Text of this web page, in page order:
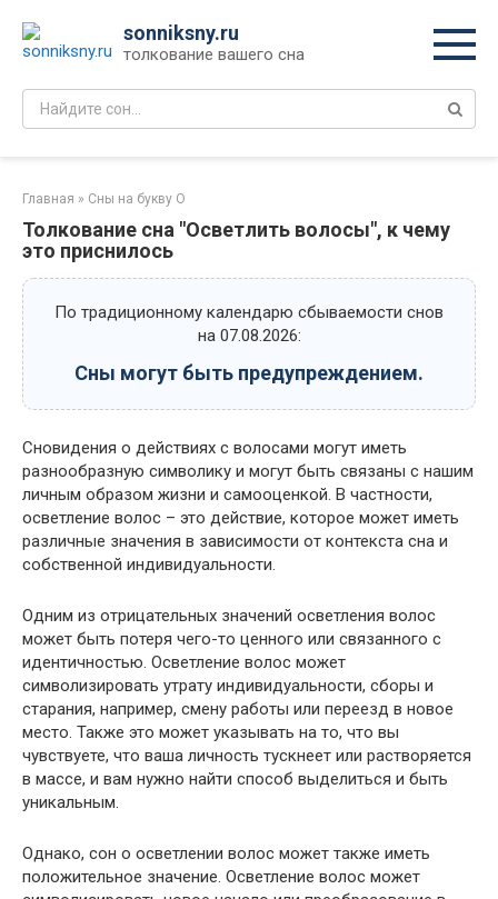
контенту
sonniksny.ru
толкование вашего сна
Поиск:
Главная » Сны на букву О
Толкование сна "Осветлить волосы", к чему
это приснилось
По традиционному календарю сбываемости снов
на 07.08.2026:
Сны могут быть предупреждением.
Сновидения о действиях с волосами могут иметь
разнообразную символику и могут быть связаны с нашим
личным образом жизни и самооценкой. В частности,
осветление волос – это действие, которое может иметь
различные значения в зависимости от контекста сна и
собственной индивидуальности.
Одним из отрицательных значений осветления волос
может быть потеря чего-то ценного или связанного с
идентичностью. Осветление волос может
символизировать утрату индивидуальности, сборы и
старания, например, смену работы или переезд в новое
место. Также это может указывать на то, что вы
чувствуете, что ваша личность тускнеет или растворяется
в массе, и вам нужно найти способ выделиться и быть
уникальным.
Однако, сон о осветлении волос может также иметь
положительное значение. Осветление волос может